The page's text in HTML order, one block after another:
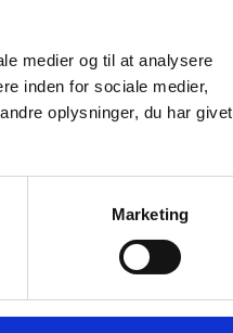
medier og til at analysere
inden for sociale medier,
oplysninger, du har givet
Marketing